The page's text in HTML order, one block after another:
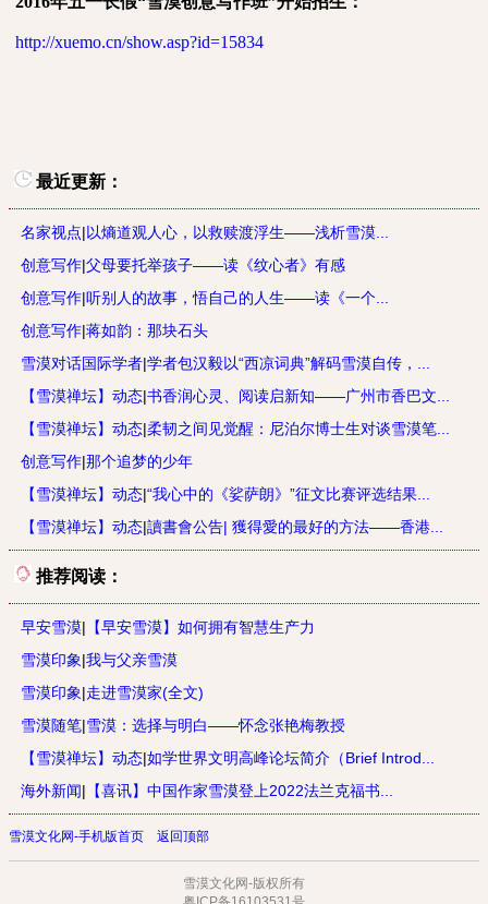
http://xuemo.cn/show.asp?id=15834
最近更新：
名家视点|以熵道观人心，以救赎渡浮生——浅析雪漠...
创意写作|父母要托举孩子——读《纹心者》有感
创意写作|听别人的故事，悟自己的人生——读《一个...
创意写作|蒋如韵：那块石头
雪漠对话国际学者|学者包汉毅以“西凉词典”解码雪漠自传，...
【雪漠禅坛】动态|书香润心灵、阅读启新知——广州市香巴文...
【雪漠禅坛】动态|柔韧之间见觉醒：尼泊尔博士生对谈雪漠笔...
创意写作|那个追梦的少年
【雪漠禅坛】动态|“我心中的《娑萨朗》”征文比赛评选结果...
【雪漠禅坛】动态|讀書會公告| 獲得愛的最好的方法——香港...
推荐阅读：
早安雪漠| 【早安雪漠】如何拥有智慧生产力
雪漠印象|我与父亲雪漠
雪漠印象|走进雪漠家(全文)
雪漠随笔|雪漠：选择与明白——怀念张艳梅教授
【雪漠禅坛】动态|如学世界文明高峰论坛简介（Brief Introd...
海外新闻| 【喜讯】中国作家雪漠登上2022法兰克福书...
雪漠文化网-手机版首页 返回顶部
雪漠文化网-版权所有